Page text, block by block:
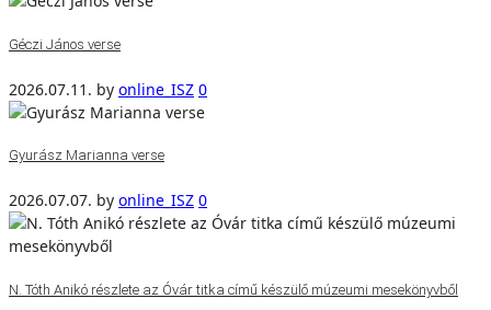
Géczi János verse
2026.07.11. by online_ISZ 0
Gyurász Marianna verse
2026.07.07. by online_ISZ 0
N. Tóth Anikó részlete az Óvár titka című készülő múzeumi mesekönyvből